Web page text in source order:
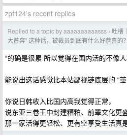
zpf124's recent replies
Replied to a topic by aaaaaaaaaasss › 吐槽
大普奔” 这种话，被裁员到底有什么好恭喜的？
“的确是很累 所以觉得在国内活的不像
能说出这话感觉比本站鄙视链底层的 “
你说日韩收入比国内高我觉得正常，
说东亚三卷王中封建糟粕、前辈文化更
那一家活得更轻松、更有空享受生活真